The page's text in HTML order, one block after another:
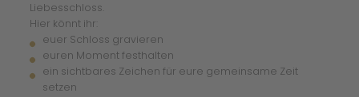
Liebesschloss.
Hier könnt ihr:
euer Schloss gravieren
euren Moment festhalten
ein sichtbares Zeichen für eure gemeinsame Zeit
setzen